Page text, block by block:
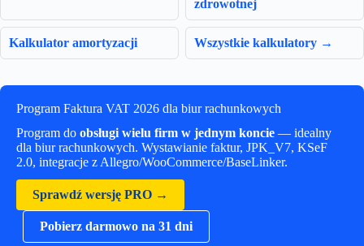
zdrowotnej
Kalkulator amortyzacji Wszystkie kalkulatory →
Program Faktura VAT 2026 dla biur rachunkowych
Program do obsługi wielu firm w jednym koncie — idealny
dla biur rachunkowych. Wystawianie faktur, JPK_V7, KSeF
2.0, integracje z Allegro/WooCommerce/BaseLinker.
Sprawdź wersję PRO →
Pobierz darmowo na 31 dni